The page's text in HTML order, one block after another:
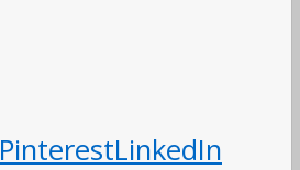
PinterestLinkedIn